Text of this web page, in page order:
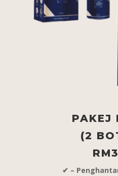
PAKEJ
(2
✔ –